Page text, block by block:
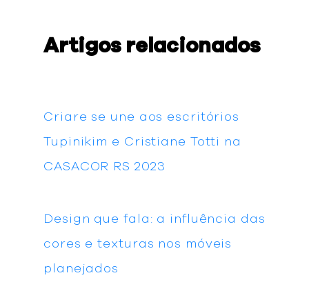
Artigos relacionados
Criare se une aos escritórios
Tupinikim e Cristiane Totti na
CASACOR RS 2023
Design que fala: a influência das
cores e texturas nos móveis
planejados